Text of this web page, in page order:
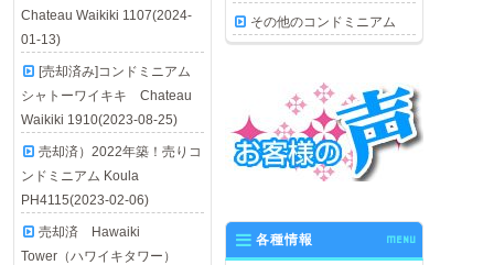
Chateau Waikiki 1107(2024-
01-13)
[売却済み]コンドミニアム
シャトーワイキキ Chateau
Waikiki 1910(2023-08-25)
売却済）2022年築！売りコ
ンドミニアム Koula
PH4115(2023-02-06)
売却済 Hawaiki
Tower（ハワイキタワー）
その他のコンドミニアム
各種情報 MENU